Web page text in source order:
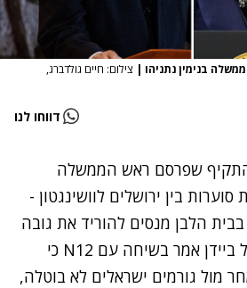
בנימין נתניהו | צילום: חיים גולדברג,
דווחו לנו
התקיף שפרסם ראש הממשלה
סוערות בין ירושלים לוושינגטון -
הלבן מנסים להוריד את גובה
הלהבות. גורם בממשל ביידן אמר בשיחה עם N12 כי
מול גורמים ישראלים לא בוטלה,